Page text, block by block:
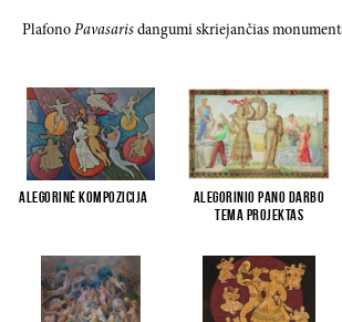
Plafono Pavasaris dangumi skriejančias
Alegorinė kompozicija
Alegorinio pano darbo
tema projektas